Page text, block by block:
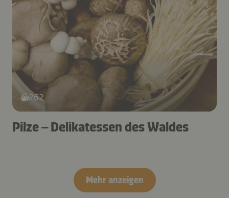
262
Pilze – Delikatessen des Waldes
Mehr anzeigen